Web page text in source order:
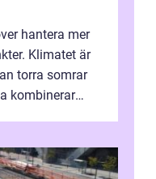
hantera mer
Klimatet är
torra somrar
kombinerar